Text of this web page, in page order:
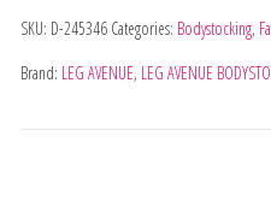
SKU: D-245346 Categories: Bodystocking,
Brand: LEG AVENUE, LEG AVENUE